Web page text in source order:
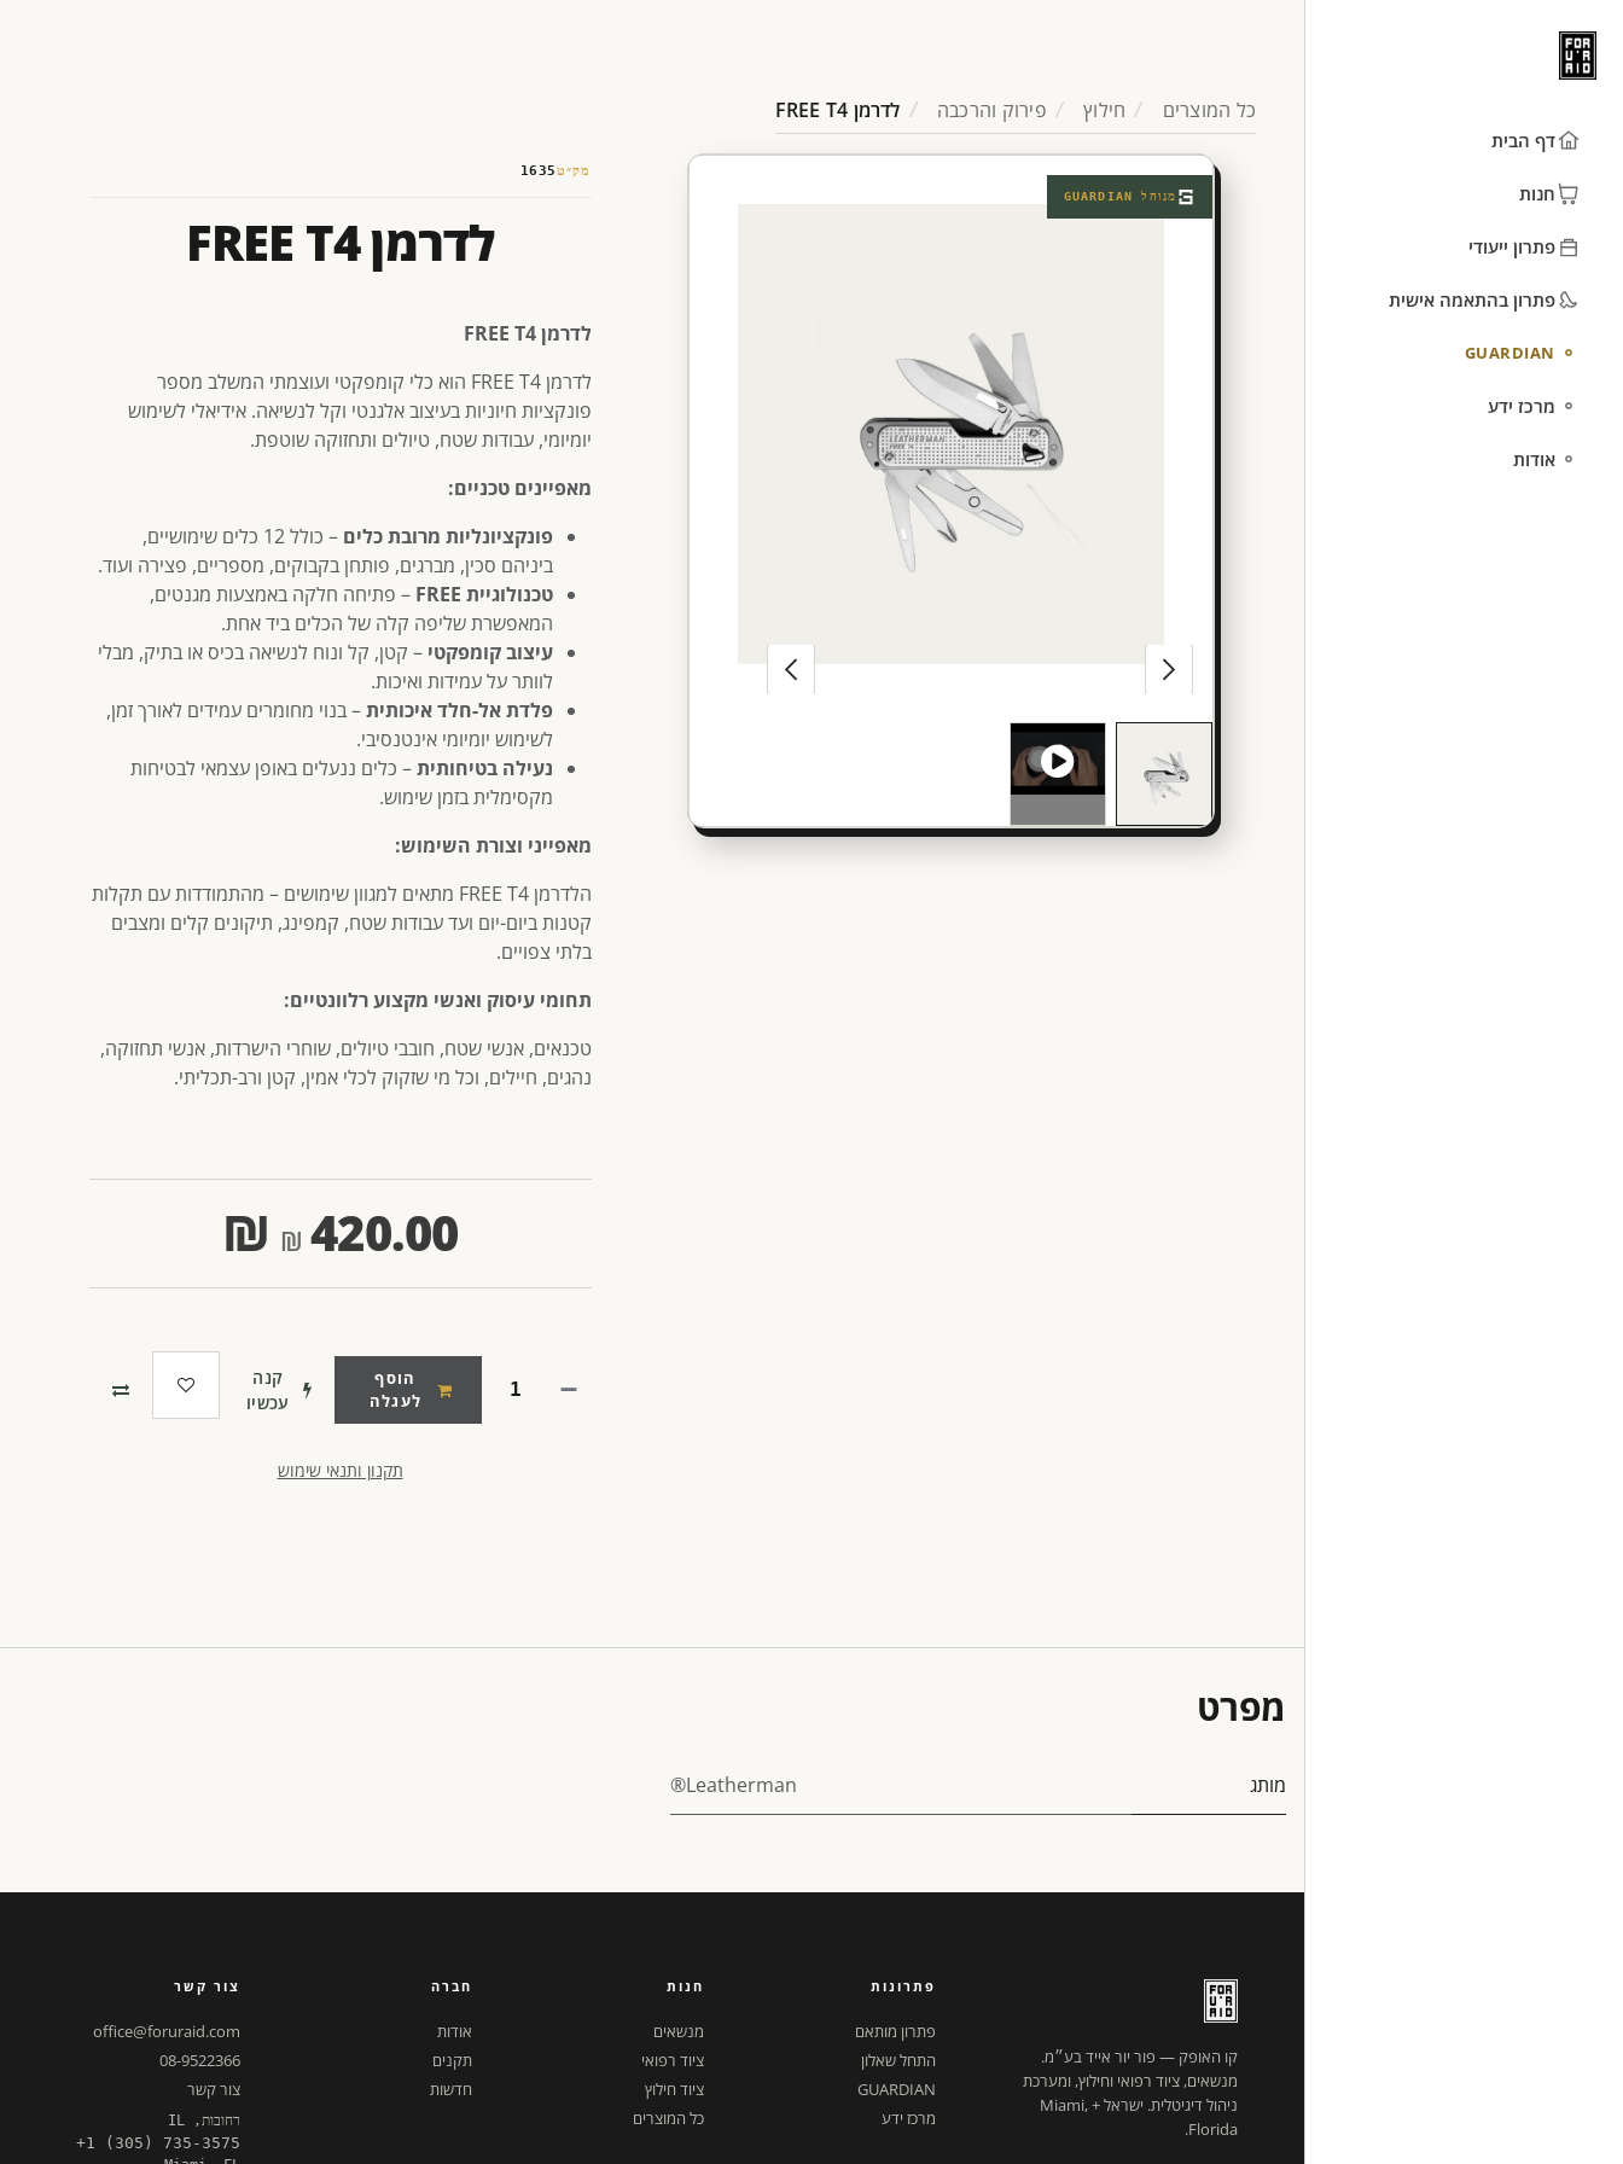
דף הבית
חנות
פתרון ייעודי
פתרון בהתאמה אישית
GUARDIAN
מרכז ידע
אודות
כל המוצרים חילוץ פירוק והרכבה לדרמן FREE T4
מנוהל GUARDIAN
מק״ט1635
לדרמן FREE T4
לדרמן FREE T4
לדרמן FREE T4 הוא כלי קומפקטי ועוצמתי המשלב מספר
פונקציות חיוניות בעיצוב אלגנטי וקל לנשיאה. אידיאלי לשימוש
יומיומי, עבודות שטח, טיולים ותחזוקה שוטפת.
מאפיינים טכניים:
פונקציונליות מרובת כלים
– כולל 12 כלים שימושיים,
ביניהם סכין, מברגים, פותחן בקבוקים, מספריים, פצירה ועוד.
טכנולוגיית FREE
– פתיחה חלקה באמצעות מגנטים,
המאפשרת שליפה קלה של הכלים ביד אחת.
עיצוב קומפקטי – קטן, קל ונוח לנשיאה בכיס או בתיק, מבלי
לוותר על עמידות ואיכות.
פלדת אל-חלד איכותית– בנוי מחומרים עמידים לאורך זמן,
לשימוש יומיומי אינטנסיבי.
נעילה בטיחותית– כלים ננעלים באופן עצמאי לבטיחות
מקסימלית בזמן שימוש.
מאפייני וצורת השימוש:
הלדרמן FREE T4 מתאים למגוון שימושים – מהתמודדות עם תקלות
קטנות ביום-יום ועד עבודות שטח, קמפינג, תיקונים קלים ומצבים
בלתי צפויים.
תחומי עיסוק ואנשי מקצוע רלוונטיים:
טכנאים, אנשי שטח, חובבי טיולים, שוחרי הישרדות, אנשי תחזוקה,
נהגים, חיילים, וכל מי שזקוק לכלי אמין, קטן ורב-תכליתי.
420.00
₪
הוסף
לעגלה
קנה
עכשיו
תקנון ותנאי שימוש
מפרט
מותג Leatherman®
קו האופק — פור יור אייד בע״מ.
מנשאים, ציוד רפואי וחילוץ, ומערכת
ניהול דיגיטלית. ישראל + Miami,
Florida.
פתרונות
פתרון מותאם
התחל שאלון
GUARDIAN
מרכז ידע
חנות
מנשאים
ציוד רפואי
ציוד חילוץ
כל המוצרים
חברה
אודות
תקנים
חדשות
צור קשר
office@foruraid.com
08-9522366
צור קשר
רחובות, IL
+1 (305) 735-3575